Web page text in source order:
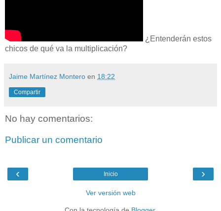
¿Entenderán estos
chicos de qué va la multiplicación?
Jaime Martínez Montero en 18:22
Compartir
No hay comentarios:
Publicar un comentario
‹ ›
Inicio
Ver versión web